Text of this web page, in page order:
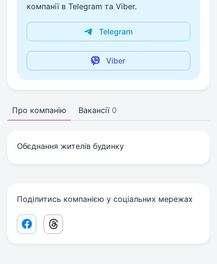
компанії в Telegram та Viber.
Telegram
Viber
Про компанію Вакансії 0
Обєднання жителів будинку
Поділитись компанією у соціальних мережах
Facebook share link
Threads share link